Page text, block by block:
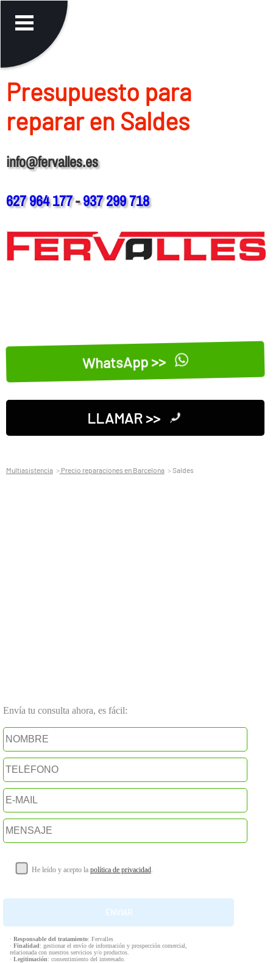
Presupuesto para
reparar en Saldes
info@fervalles.es
627 964 177-937 299 718
WhatsApp >>
LLAMAR >>
Multiasistencia Precio reparaciones en Barcelona Saldes
Envía tu consulta ahora, es fácil:
He leído y acepto la política de privacidad.
· Responsable del tratamiento: Fervalles
· Finalidad: gestionar el envío de información y prospección comercial,
relacionada con nuestros servicios y/o productos.
· Legitimación: consentimiento del interesado.